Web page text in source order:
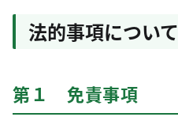
法的事項について
第１ 免責事項